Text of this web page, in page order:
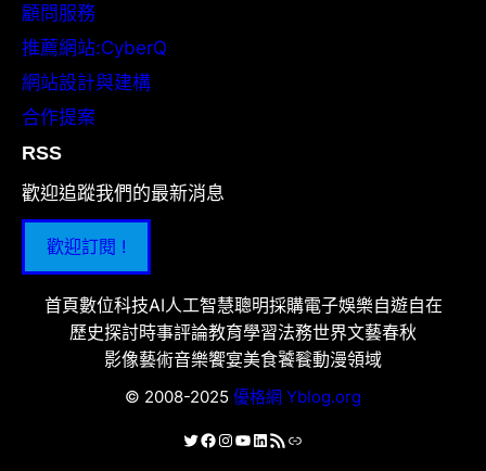
顧問服務
推薦網站:CyberQ
網站設計與建構
合作提案
RSS
歡迎追蹤我們的最新消息
歡迎訂閱 !
首頁數位科技AI人工智慧聰明採購電子娛樂自遊自在
歷史探討時事評論教育學習法務世界文藝春秋
影像藝術音樂饗宴美食饕餮動漫領域
© 2008-2025 優格網 Yblog.org
X Facebook
Instagram
YouTube
LinkedIn
RSS 資訊提供連結